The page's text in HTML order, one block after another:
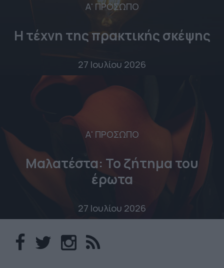
Α' ΠΡΟΣΩΠΟ
Η τέχνη της πρακτικής σκέψης
27 Ιουλίου 2026
Α' ΠΡΟΣΩΠΟ
Μαλατέστα: Το ζήτημα του
έρωτα
27 Ιουλίου 2026